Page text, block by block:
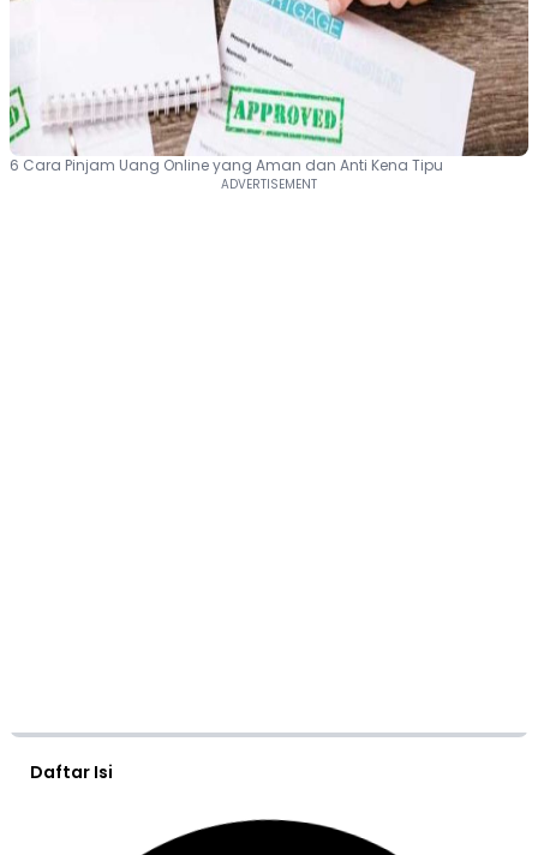
6 Cara Pinjam Uang Online yang Aman dan Anti Kena Tipu
Daftar Isi